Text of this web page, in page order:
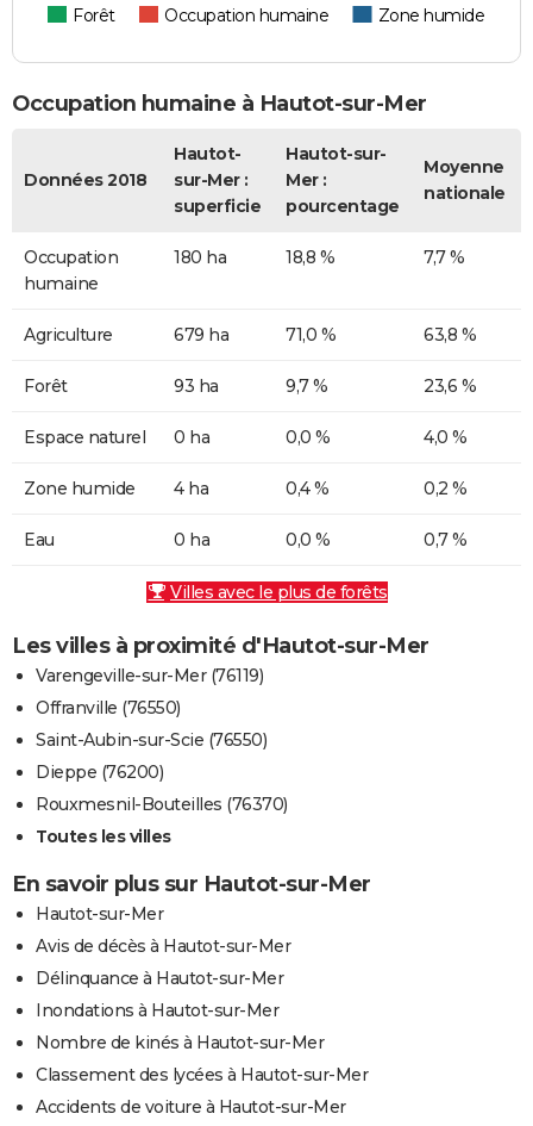
Forêt
Occupation humaine Zone humide
Occupation humaine à Hautot-sur-Mer
Données 2018
Hautot-
sur-Mer :
superficie
Hautot-sur-
Mer :
pourcentage
Moyenne
nationale
Occupation
humaine
180 ha 18,8 % 7,7 %
Agriculture 679 ha 71,0 % 63,8 %
Forêt 93 ha 9,7 % 23,6 %
Espace naturel 0 ha 0,0 % 4,0 %
Zone humide 4 ha 0,4 % 0,2 %
Eau 0 ha 0,0 % 0,7 %
Villes avec le plus de forêts
Les villes à proximité d'Hautot-sur-Mer
Varengeville-sur-Mer (76119)
Offranville (76550)
Saint-Aubin-sur-Scie (76550)
Dieppe (76200)
Rouxmesnil-Bouteilles (76370)
Toutes les villes
En savoir plus sur Hautot-sur-Mer
Hautot-sur-Mer
Avis de décès à Hautot-sur-Mer
Délinquance à Hautot-sur-Mer
Inondations à Hautot-sur-Mer
Nombre de kinés à Hautot-sur-Mer
Classement des lycées à Hautot-sur-Mer
Accidents de voiture à Hautot-sur-Mer